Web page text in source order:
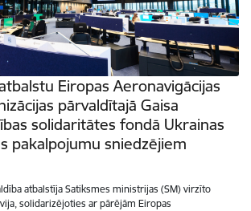
Eiropas Aeronavigācijas
pārvaldītajā Gaisa
solidaritātes fondā Ukrainas
pakalpojumu sniedzējiem
atbalstīja Satiksmes ministrijas (SM) virzīto
solidarizējoties ar pārējām Eiropas